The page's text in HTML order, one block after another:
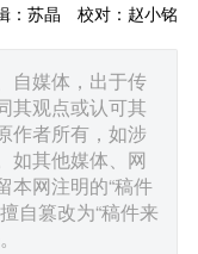
：苏晶 校对：赵小铭
自媒体，出于传
其观点或认可其
作者所有，如涉
如其他媒体、网
本网注明的“稿件
自篡改为“稿件来